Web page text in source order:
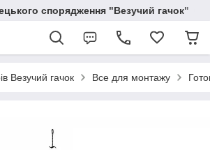
спорядження "Везучий гачок"
Везучий гачок Все для монтажу